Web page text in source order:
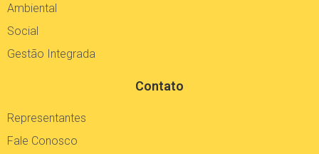
Ambiental
Social
Gestão Integrada
Contato
Representantes
Fale Conosco